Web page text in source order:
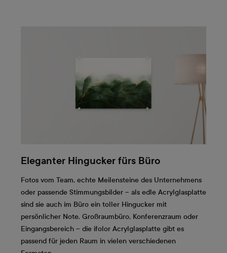
Eleganter Hingucker fürs Büro
Fotos vom Team, echte Meilensteine des Unternehmens
oder passende Stimmungsbilder – als edle Acrylglasplatte
sind sie auch im Büro ein toller Hingucker mit
persönlicher Note. Großraumbüro, Konferenzraum oder
Eingangsbereich – die ifolor Acrylglasplatte gibt es
passend für jeden Raum in vielen verschiedenen